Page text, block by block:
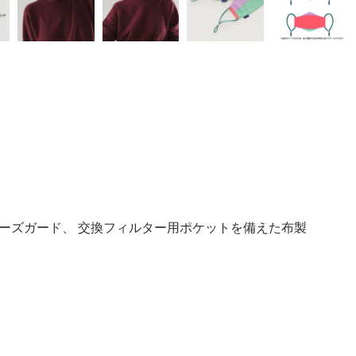
ズガード、 交換フィルター用ポケットを備えた布製